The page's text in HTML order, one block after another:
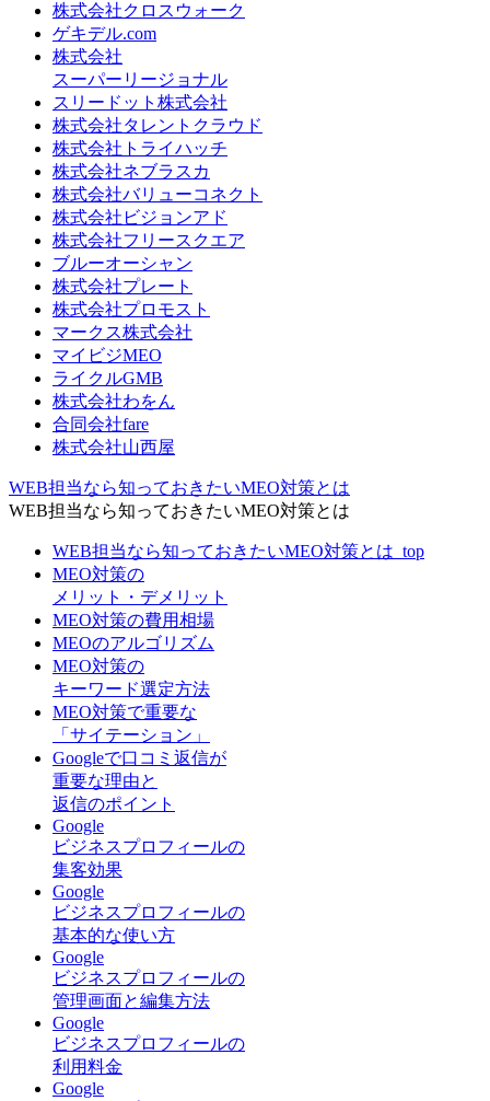
株式会社クロスウォーク
ゲキデル.com
株式会社
スーパーリージョナル
スリードット株式会社
株式会社タレントクラウド
株式会社トライハッチ
株式会社ネブラスカ
株式会社バリューコネクト
株式会社ビジョンアド
株式会社フリースクエア
ブルーオーシャン
株式会社プレート
株式会社プロモスト
マークス株式会社
マイビジMEO
ライクルGMB
株式会社わをん
合同会社fare
株式会社山西屋
WEB担当なら知っておきたいMEO対策とは
WEB担当なら知っておきたいMEO対策とは
WEB担当なら知っておきたいMEO対策とは_top
MEO対策の
メリット・デメリット
MEO対策の費用相場
MEOのアルゴリズム
MEO対策の
キーワード選定方法
MEO対策で重要な
「サイテーション」
Googleで口コミ返信が
重要な理由と
返信のポイント
Google
ビジネスプロフィールの
集客効果
Google
ビジネスプロフィールの
基本的な使い方
Google
ビジネスプロフィールの
管理画面と編集方法
Google
ビジネスプロフィールの
利用料金
Google